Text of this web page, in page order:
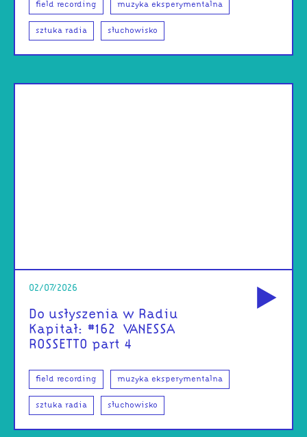
field recording muzyka eksperymentalna
sztuka radia słuchowisko
02/07/2026
Do usłyszenia w Radiu
Kapitał: #162 | VANESSA
ROSSETTO part 4
field recording muzyka eksperymentalna
sztuka radia słuchowisko